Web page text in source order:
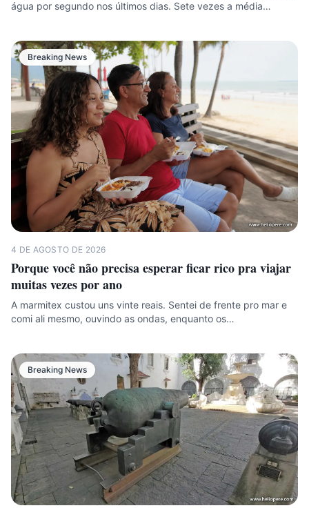
água por segundo nos últimos dias. Sete vezes a média…
Breaking News
4 DE AGOSTO DE 2026
Porque você não precisa esperar ficar rico pra viajar
muitas vezes por ano
A marmitex custou uns vinte reais. Sentei de frente pro mar e
comi ali mesmo, ouvindo as ondas, enquanto os…
Breaking News